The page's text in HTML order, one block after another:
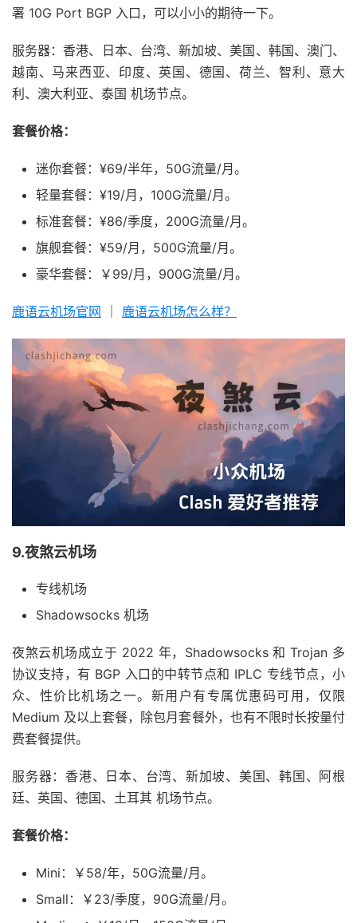
署 10G Port BGP 入口，可以小小的期待一下。
服务器：香港、日本、台湾、新加坡、美国、韩国、澳门、
越南、马来西亚、印度、英国、德国、荷兰、智利、意大
利、澳大利亚、泰国 机场节点。
套餐价格：
迷你套餐：¥69/半年，50G流量/月。
轻量套餐：¥19/月，100G流量/月。
标准套餐：¥86/季度，200G流量/月。
旗舰套餐：¥59/月，500G流量/月。
豪华套餐：￥99/月，900G流量/月。
鹿语云机场官网 鹿语云机场怎么样？
9.夜煞云机场
专线机场
Shadowsocks 机场
夜煞云机场成立于 2022 年，Shadowsocks 和 Trojan 多
协议支持，有 BGP 入口的中转节点和 IPLC 专线节点，小
众、性价比机场之一。新用户有专属优惠码可用，仅限
Medium 及以上套餐，除包月套餐外，也有不限时长按量付
费套餐提供。
服务器：香港、日本、台湾、新加坡、美国、韩国、阿根
廷、英国、德国、土耳其 机场节点。
套餐价格：
Mini：￥58/年，50G流量/月。
Small：￥23/季度，90G流量/月。